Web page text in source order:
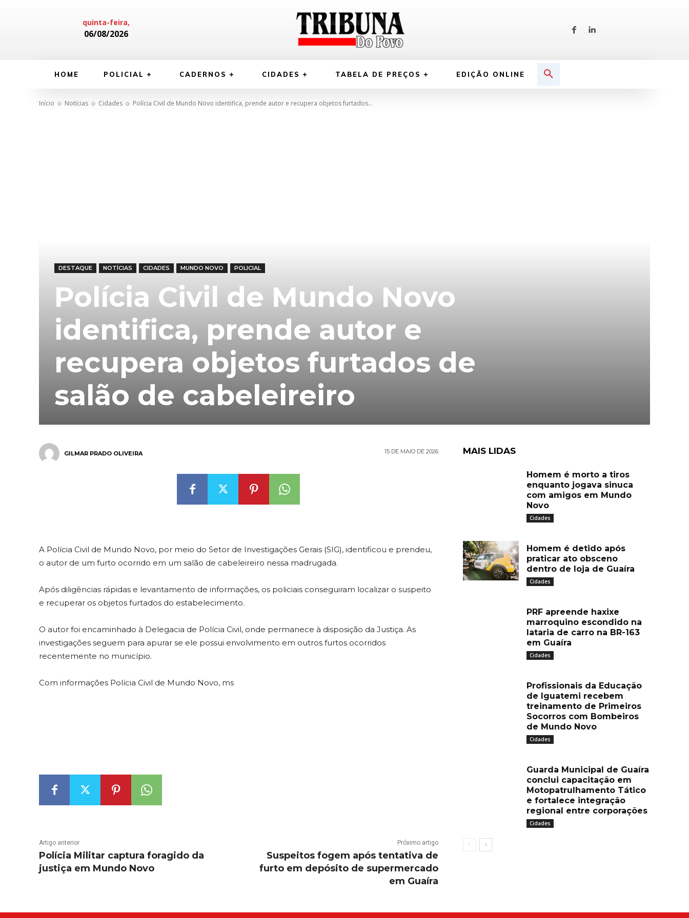
quinta-feira,
06/08/2026
HOME POLICIAL CADERNOS CIDADES TABELA DE PREÇOS EDIÇÃO ONLINE
Início Notícias Cidades Polícia Civil de Mundo Novo identifica, prende autor e recupera objetos furtados...
DESTAQUE NOTÍCIAS CIDADES MUNDO NOVO POLICIAL
Polícia Civil de Mundo Novo
identifica, prende autor e
recupera objetos furtados de
salão de cabeleireiro
GILMAR PRADO OLIVEIRA 15 DE MAIO DE 2026
A Polícia Civil de Mundo Novo, por meio do Setor de Investigações Gerais (SIG), identificou e prendeu,
o autor de um furto ocorrido em um salão de cabeleireiro nessa madrugada.
Após diligências rápidas e levantamento de informações, os policiais conseguiram localizar o suspeito
e recuperar os objetos furtados do estabelecimento.
O autor foi encaminhado à Delegacia de Polícia Civil, onde permanece à disposição da Justiça. As
investigações seguem para apurar se ele possui envolvimento em outros furtos ocorridos
recentemente no município.
Com informações Polícia Civil de Mundo Novo, ms
Artigo anterior
Polícia Militar captura foragido da
justiça em Mundo Novo
Próximo artigo
Suspeitos fogem após tentativa de
furto em depósito de supermercado
em Guaíra
MAIS LIDAS
Homem é morto a tiros
enquanto jogava sinuca
com amigos em Mundo
Novo
Cidades
Homem é detido após
praticar ato obsceno
dentro de loja de Guaíra
Cidades
PRF apreende haxixe
marroquino escondido na
lataria de carro na BR-163
em Guaíra
Cidades
Profissionais da Educação
de Iguatemi recebem
treinamento de Primeiros
Socorros com Bombeiros
de Mundo Novo
Cidades
Guarda Municipal de Guaíra
conclui capacitação em
Motopatrulhamento Tático
e fortalece integração
regional entre corporações
Cidades